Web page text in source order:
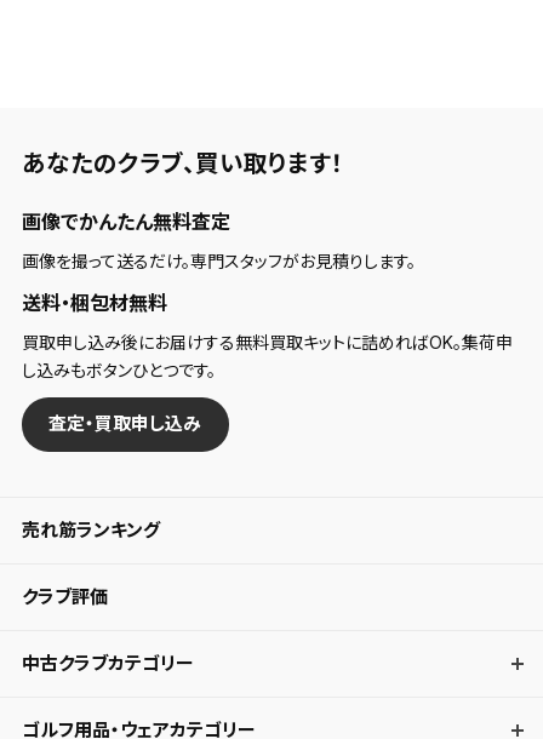
あなたのクラブ、 買い取ります！
画像でかんたん無料査定
画像を撮って送るだけ。専門スタッフがお見積りします。
送料・梱包材無料
買取申し込み後にお届けする無料買取キットに詰めればOK。集荷申
し込みもボタンひとつです。
査定・買取申し込み
売れ筋ランキング
クラブ評価
中古クラブカテゴリー
ゴルフ用品・ウェアカテゴリー